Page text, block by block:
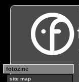
fotozine
site map